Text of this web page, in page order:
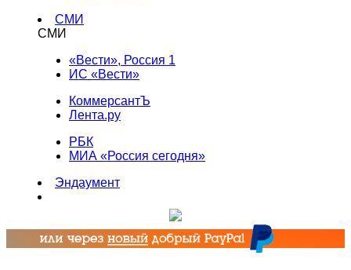
СМИ
СМИ
«Вести», Россия 1
ИС «Вести»
КоммерсантЪ
Лента.ру
РБК
МИА «Россия сегодня»
Эндаумент